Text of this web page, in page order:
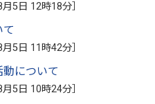
5日 12時18分
5日 11時42分
について
5日 10時24分
などについて説明後、施設見
辺などを歩いて回りま
みは、八代市水処理センター